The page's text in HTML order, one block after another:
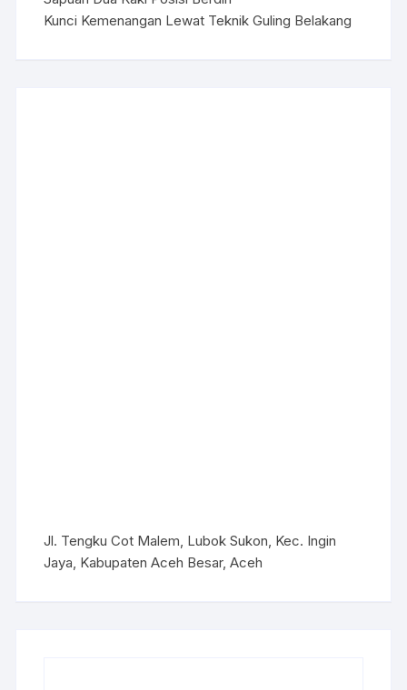
Kunci Kemenangan Lewat Teknik Guling Belakang
Jl. Tengku Cot Malem, Lubok Sukon, Kec. Ingin
Jaya, Kabupaten Aceh Besar, Aceh